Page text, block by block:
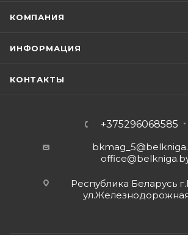
КОМПАНИЯ
ИНФОРМАЦИЯ
КОНТАКТЫ
+375296068585
Республика Беларусь